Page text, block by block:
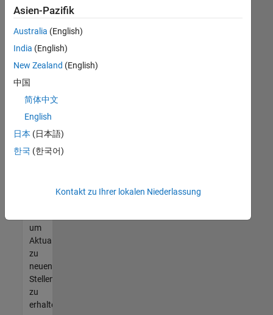
noch
keine
offenen
Stellen
können,
die
Ihren
entsprechen,
werden
unseres
um
Aktualisierungen
zu
neuen
Stellenangeboten
zu
erhalten.
Asien-Pazifik
Australia (English)
India (English)
New Zealand (English)
中国
简体中文
English
日本 (日本語)
한국 (한국어)
Kontakt zu Ihrer lokalen Niederlassung